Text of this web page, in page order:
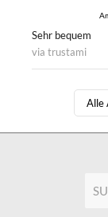
Sehr bequem
via trustami
Alle